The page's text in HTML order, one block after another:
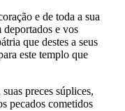
e de toda a sua
e vos
que destes a seus
este templo que
preces súplices,
pecados cometidos